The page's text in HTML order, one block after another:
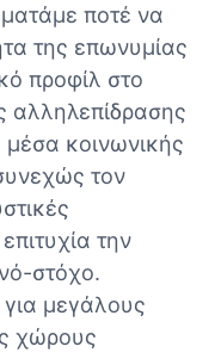
ποτέ να
της επωνυμίας
προφίλ στο
αλληλεπίδρασης
κοινωνικής
τον
την
στόχο.
μεγάλους
χώρους